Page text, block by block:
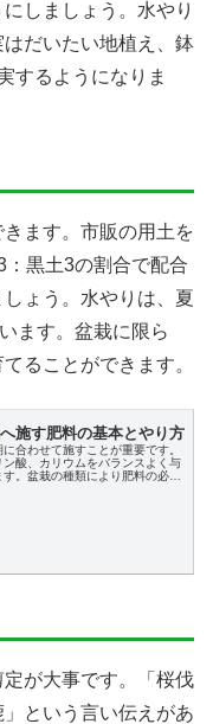
しましょう。水やり
だいたい地植え、鉢
するようになりま
ます。市販の用土を
黒土3の割合で配合
ょう。水やりは、夏
ます。盆栽に限ら
ることができます。
施す肥料の基本とやり方
合わせて施すことが重要です。
酸、カリウムをバランスよく与
。盆栽の種類により肥料の必要
が大事です。「桜伐
」という言い伝えがあ